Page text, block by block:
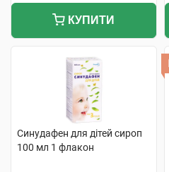
КУПИТИ
Синудафен для дітей сироп
100 мл 1 флакон